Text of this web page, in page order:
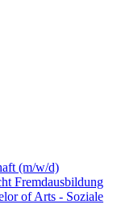
(m/w/d)
Fremdausbildung
of Arts - Soziale